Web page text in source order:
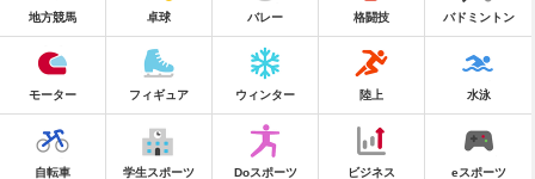
地方競馬 卓球 バレー 格闘技 バドミントン
モーター フィギュア ウィンター 陸上 水泳
自転車 学生スポーツ Doスポーツ ビジネス eスポーツ